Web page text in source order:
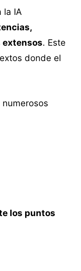
la IA
extensos. Este
donde el
los puntos